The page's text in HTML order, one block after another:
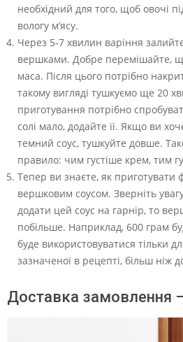
необхідний для того, щоб овочі
вологу м’ясу.
Через 5-7 хвилин варіння
вершками. Добре перемішайте,
маса. Після цього потрібно
такому вигляді тушкуємо ще 20
приготування потрібно
солі мало, додайте її. Якщо ви
темний соус, тушкуйте довше.
правило: чим густіше крем, тим
Тепер ви знаєте, як приготувати
вершковим соусом. Зверніть
додати цей соус на гарнір, то
побільше. Наприклад, 600 грам
буде використовуватися тільки
зазначеної в рецепті, більш ніж
Доставка замовлення